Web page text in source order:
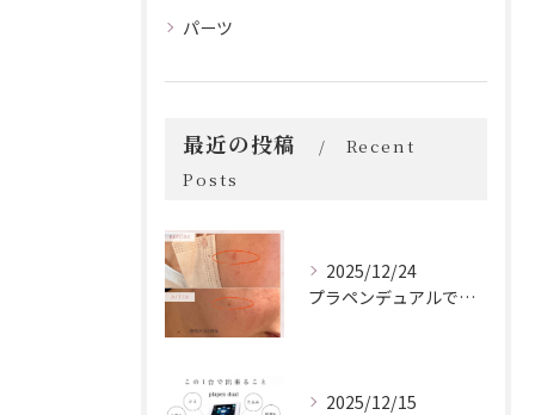
パーツ
最近の投稿
Recent
Posts
2025/12/24
プラペンデュアルでプラズマ照射
2025/12/15